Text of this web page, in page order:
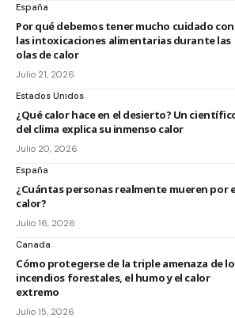
España
Por qué debemos tener mucho cuidado con
las intoxicaciones alimentarias durante las
olas de calor
Julio 21, 2026
Estados Unidos
¿Qué calor hace en el desierto? Un
del clima explica su inmenso calor
Julio 20, 2026
España
¿Cuántas personas realmente mueren por
calor?
Julio 16, 2026
Canada
Cómo protegerse de la triple amenaza de
incendios forestales, el humo y el calor
extremo
Julio 15, 2026